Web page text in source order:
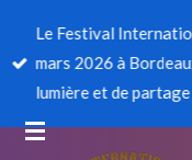
Passer
au
contenu
Le Festival
mars 2026 à
lumière et de